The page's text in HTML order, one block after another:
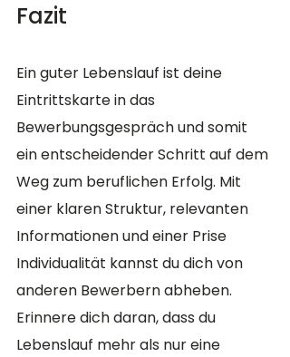
Fazit
Ein guter Lebenslauf ist deine
Eintrittskarte in das
Bewerbungsgespräch und somit
ein entscheidender Schritt auf dem
Weg zum beruflichen Erfolg. Mit
einer klaren Struktur, relevanten
Informationen und einer Prise
Individualität kannst du dich von
anderen Bewerbern abheben.
Erinnere dich daran, dass du
Lebenslauf mehr als nur eine